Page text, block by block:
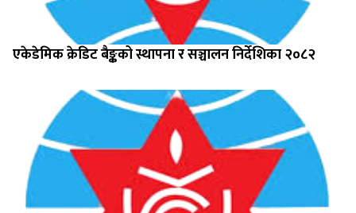
एकेडेमिक क्रेडिट बैङ्कको स्थापना र सञ्चालन निर्देशिका २०८२